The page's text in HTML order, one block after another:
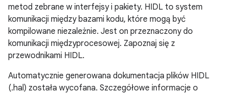
metod zebrane w interfejsy i pakiety. HIDL to system
komunikacji między bazami kodu, które mogą być
kompilowane niezależnie. Jest on przeznaczony do
komunikacji międzyprocesowej. Zapoznaj się z
przewodnikami HIDL.
Automatycznie generowana dokumentacja plików HIDL
(.hal) została wycofana. Szczegółowe informacje o